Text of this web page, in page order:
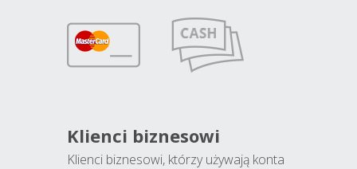
Klienci biznesowi
Klienci biznesowi, którzy używają konta